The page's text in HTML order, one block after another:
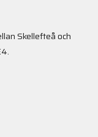
Skellefteå och